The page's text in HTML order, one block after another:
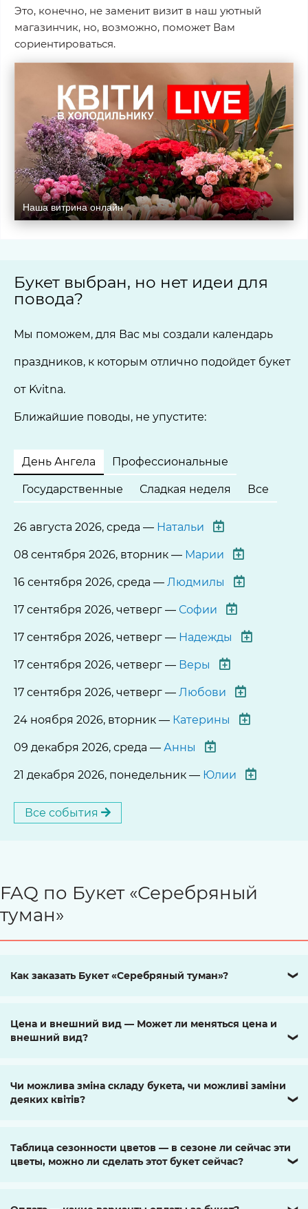
Это, конечно, не заменит визит в наш уютный
магазинчик, но, возможно, поможет Вам
сориентироваться.
Наша витрина онлайн
Букет выбран, но нет идеи для
повода?
Мы поможем, для Вас мы создали календарь
праздников, к которым отлично подойдет букет
от Kvitna.
Ближайшие поводы, не упустите:
День Ангела Профессиональные
Государственные Сладкая неделя Все
26 августа 2026, среда — Натальи
08 сентября 2026, вторник — Марии
16 сентября 2026, среда — Людмилы
17 сентября 2026, четверг — Софии
17 сентября 2026, четверг — Надежды
17 сентября 2026, четверг — Веры
17 сентября 2026, четверг — Любови
24 ноября 2026, вторник — Катерины
09 декабря 2026, среда — Анны
21 декабря 2026, понедельник — Юлии
Все события
FAQ по Букет «Серебряный
туман»
Как заказать Букет «Серебряный туман»? ❯
Цена и внешний вид — Может ли меняться цена и
внешний вид?
❯
Чи можлива зміна складу букета, чи можливі заміни
деяких квітів?
❯
Таблица сезонности цветов — в сезоне ли сейчас эти
цветы, можно ли сделать этот букет сейчас?
❯